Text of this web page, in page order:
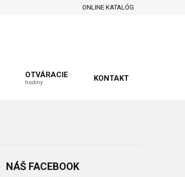
ONLINE KATALÓG
OTVÁRACIE
hodiny KONTAKT
NÁŠ FACEBOOK